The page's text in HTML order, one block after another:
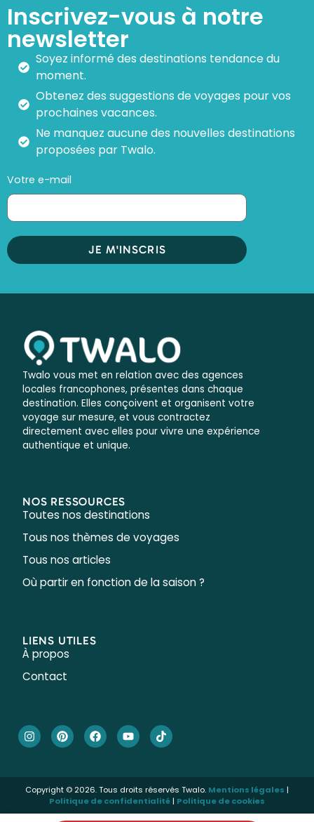
Inscrivez-vous à notre
newsletter
Soyez informé des destinations tendance du
moment.
Obtenez des suggestions de voyages pour vos
prochaines vacances.
Ne manquez aucune des nouvelles destinations
proposées par Twalo.
Votre e-mail
JE M'INSCRIS
Twalo vous met en relation avec des agences
locales francophones, présentes dans chaque
destination. Elles conçoivent et organisent votre
voyage sur mesure, et vous contractez
directement avec elles pour vivre une expérience
authentique et unique.
NOS RESSOURCES
Toutes nos destinations
Tous nos thèmes de voyages
Tous nos articles
Où partir en fonction de la saison ?
LIENS UTILES
À propos
Contact
Copyright © 2026. Tous droits réservés Twalo. Mentions légales |
Politique de confidentialité| Politique de cookies